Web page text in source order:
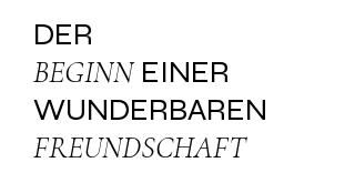
DER
BEGINN EINER
WUNDERBAREN
FREUNDSCHAFT